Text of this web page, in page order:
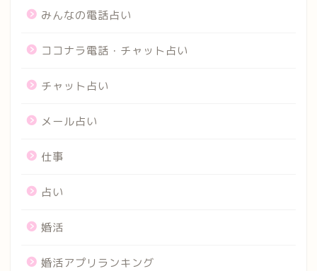
みんなの電話占い
ココナラ電話・チャット占い
チャット占い
メール占い
仕事
占い
婚活
婚活アプリランキング